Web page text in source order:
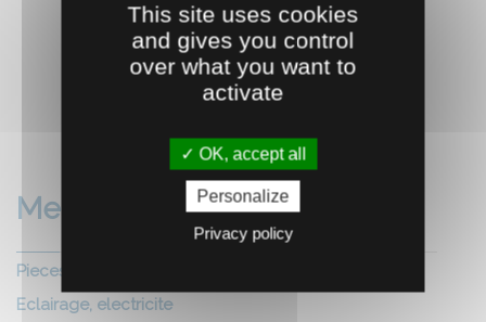
390.1 €HT
AJOUTER AU PANIER
Mecanique
Pieces agricoles
Eclairage, electricite
This site uses cookies
and gives you control
over what you want to
activate
OK, accept all
Personalize
Privacy policy